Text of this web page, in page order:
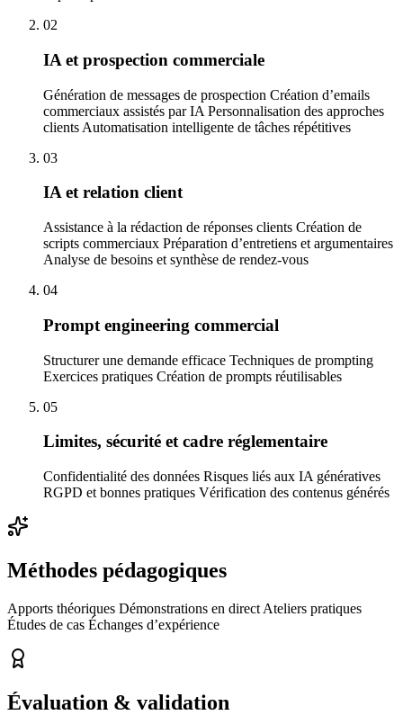
02
IA et prospection commerciale
Génération de messages de prospection Création d’emails
commerciaux assistés par IA Personnalisation des approches
clients Automatisation intelligente de tâches répétitives
03
IA et relation client
Assistance à la rédaction de réponses clients Création de
scripts commerciaux Préparation d’entretiens et argumentaires
Analyse de besoins et synthèse de rendez-vous
04
Prompt engineering commercial
Structurer une demande efficace Techniques de prompting
Exercices pratiques Création de prompts réutilisables
05
Limites, sécurité et cadre réglementaire
Confidentialité des données Risques liés aux IA génératives
RGPD et bonnes pratiques Vérification des contenus générés
Méthodes pédagogiques
Apports théoriques Démonstrations en direct Ateliers pratiques
Études de cas Échanges d’expérience
Évaluation & validation